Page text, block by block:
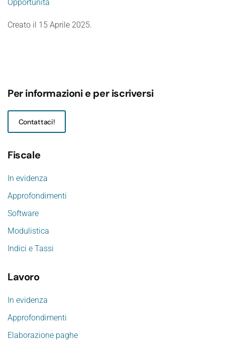
Opportunità
Creato il 15 Aprile 2025.
Per informazioni e per iscriversi
Contattaci!
Fiscale
In evidenza
Approfondimenti
Software
Modulistica
Indici e Tassi
Lavoro
In evidenza
Approfondimenti
Elaborazione paghe